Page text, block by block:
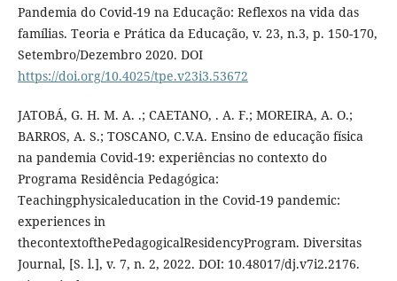
Pandemia do Covid-19 na Educação: Reflexos na vida das
famílias. Teoria e Prática da Educação, v. 23, n.3, p. 150-170,
Setembro/Dezembro 2020. DOI
https://doi.org/10.4025/tpe.v23i3.53672
JATOBÁ, G. H. M. A. .; CAETANO, . A. F.; MOREIRA, A. O.;
BARROS, A. S.; TOSCANO, C.V.A. Ensino de educação física
na pandemia Covid-19: experiências no contexto do
Programa Residência Pedagógica:
Teachingphysicaleducation in the Covid-19 pandemic:
experiences in
thecontextofthePedagogicalResidencyProgram. Diversitas
Journal, [S. l.], v. 7, n. 2, 2022. DOI: 10.48017/dj.v7i2.2176.